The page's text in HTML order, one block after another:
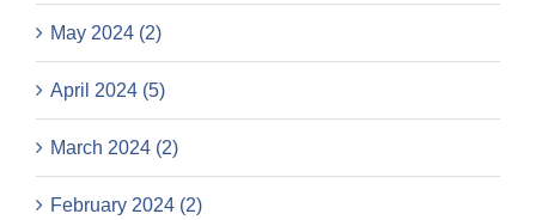
May 2024 (2)
April 2024 (5)
March 2024 (2)
February 2024 (2)